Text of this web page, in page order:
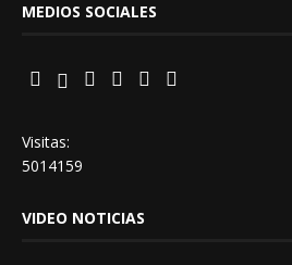
MEDIOS SOCIALES
Visitas:
5014159
VIDEO NOTICIAS